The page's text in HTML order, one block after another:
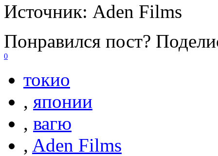
Источник: Aden Films
Понравился пост?
0
токио
, японии
, вагю
, Aden Films